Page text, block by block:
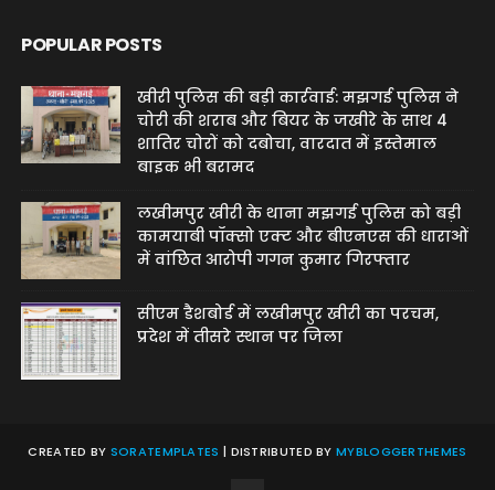
POPULAR POSTS
खीरी पुलिस की बड़ी कार्रवाई: मझगई पुलिस ने
चोरी की शराब और बियर के जखीरे के साथ 4
शातिर चोरों को दबोचा, वारदात में इस्तेमाल
बाइक भी बरामद
लखीमपुर खीरी के थाना मझगई पुलिस को बड़ी
कामयाबी पॉक्सो एक्ट और बीएनएस की धाराओं
में वांछित आरोपी गगन कुमार गिरफ्तार
सीएम डैशबोर्ड में लखीमपुर खीरी का परचम,
प्रदेश में तीसरे स्थान पर जिला
CREATED BY SORATEMPLATES | DISTRIBUTED BYMYBLOGGERTHEMES